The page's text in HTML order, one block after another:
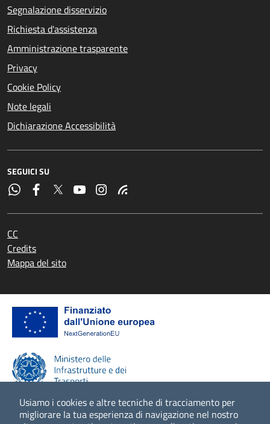
Usiamo i cookies e altre tecniche di tracciamento per
migliorare la tua esperienza di navigazione nel nostro
Segnalazione disservizio
Richiesta d'assistenza
Amministrazione trasparente
Privacy
Cookie Policy
Note legali
Dichiarazione Accessibilità
SEGUICI SU
CC
Credits
Mappa del sito